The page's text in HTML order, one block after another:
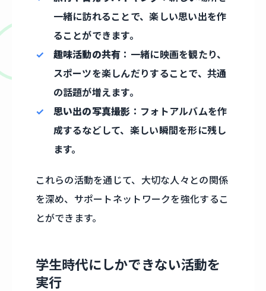
一緒に訪れることで、楽しい思い出を作
ることができます。
趣味活動の共有 ：一緒に映画を観たり、
スポーツを楽しんだりすることで、共通
の話題が増えます。
思い出の写真撮影 ：フォトアルバムを作
成するなどして、楽しい瞬間を形に残し
ます。
これらの活動を通じて、大切な人々との関係
を深め、サポートネットワークを強化するこ
とができます。
学生時代にしかできない活動を
実行